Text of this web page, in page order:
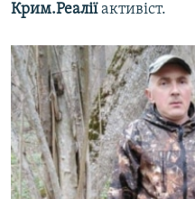
Крим.Реаліїактивіст.